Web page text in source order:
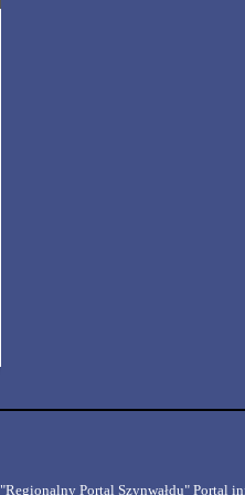
"Regionalny Portal Szynwałdu" Portal